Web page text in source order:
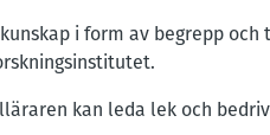
i form av begrepp och
kan leda lek och